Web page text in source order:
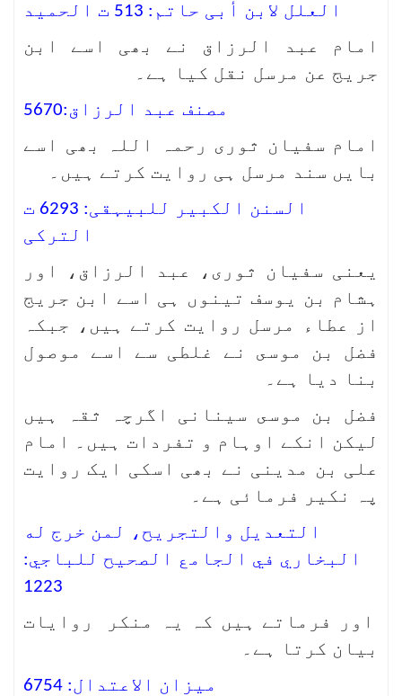
العلل لابن أبی حاتم: 513 ت الحمید
امام عبد الرزاق نے بھی اسے ابن
جریج عن مرسل نقل کیا ہے۔
مصنف عبد الرزاق:5670
امام سفیان ثوری رحمہ اللہ بھی اسے
بایں سند مرسل ہی روایت کرتے ہیں۔
السنن الکبیر للبیہقی: 6293 ت
الترکی
یعنی سفیان ثوری، عبد الرزاق، اور
ہشام بن یوسف تینوں ہی اسے ابن جریج
از عطاء مرسل روایت کرتے ہیں، جبکہ
فضل بن موسى نے غلطی سے اسے موصول
بنا دیا ہے۔
فضل بن موسى سینانی اگرچہ ثقہ ہیں
لیکن انکے اوہام و تفردات ہیں۔ امام
علی بن مدینی نے بھی اسکی ایک روایت
پہ نکیر فرمائی ہے۔
التعديل والتجريح، لمن خرج له
البخاري في الجامع الصحيح للباجي:
1223
اور فرماتے ہیں کہ یہ منکر روایات
بیان کرتا ہے۔
ميزان الاعتدال: 6754